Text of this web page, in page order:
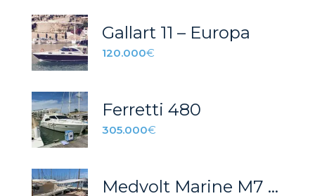
Gallart 11 – Europa
120.000€
Ferretti 480
305.000€
Medvolt Marine M7 – STOCK – REF 05